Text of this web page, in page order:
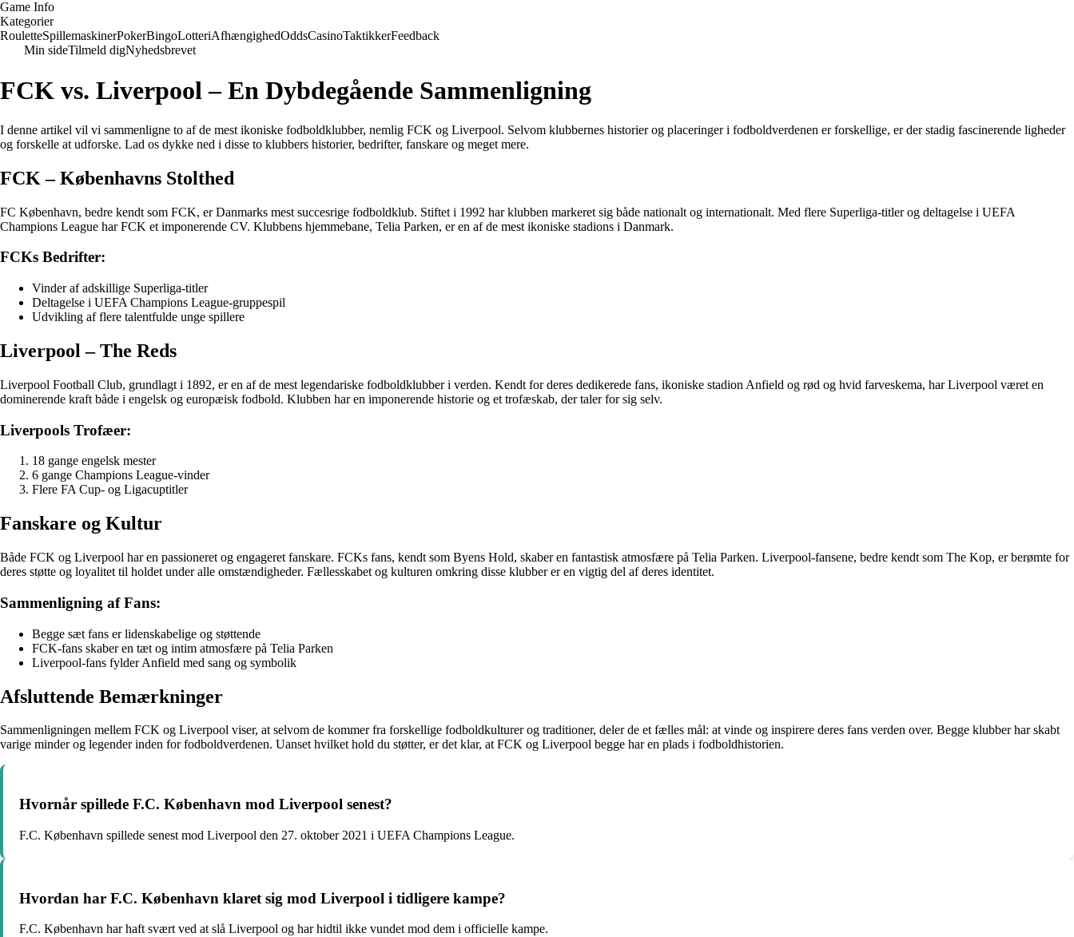
Game Info
Kategorier
RouletteSpillemaskinerPokerBingoLotteriAfhængighedOddsCasinoTaktikkerFeedback
Min sideTilmeld digNyhedsbrevet
FCK vs. Liverpool – En Dybdegående Sammenligning
I denne artikel vil vi sammenligne to af de mest ikoniske fodboldklubber, nemlig FCK og Liverpool. Selvom klubbernes historier og placeringer i fodboldverdenen er forskellige, er der stadig fascinerende ligheder
og forskelle at udforske. Lad os dykke ned i disse to klubbers historier, bedrifter, fanskare og meget mere.
FCK – Københavns Stolthed
FC København, bedre kendt som FCK, er Danmarks mest succesrige fodboldklub. Stiftet i 1992 har klubben markeret sig både nationalt og internationalt. Med flere Superliga-titler og deltagelse i UEFA
Champions League har FCK et imponerende CV. Klubbens hjemmebane, Telia Parken, er en af de mest ikoniske stadions i Danmark.
FCKs Bedrifter:
Vinder af adskillige Superliga-titler
Deltagelse i UEFA Champions League-gruppespil
Udvikling af flere talentfulde unge spillere
Liverpool – The Reds
Liverpool Football Club, grundlagt i 1892, er en af de mest legendariske fodboldklubber i verden. Kendt for deres dedikerede fans, ikoniske stadion Anfield og rød og hvid farveskema, har Liverpool været en
dominerende kraft både i engelsk og europæisk fodbold. Klubben har en imponerende historie og et trofæskab, der taler for sig selv.
Liverpools Trofæer:
18 gange engelsk mester
6 gange Champions League-vinder
Flere FA Cup- og Ligacuptitler
Fanskare og Kultur
Både FCK og Liverpool har en passioneret og engageret fanskare. FCKs fans, kendt som Byens Hold, skaber en fantastisk atmosfære på Telia Parken. Liverpool-fansene, bedre kendt som The Kop, er berømte for
deres støtte og loyalitet til holdet under alle omstændigheder. Fællesskabet og kulturen omkring disse klubber er en vigtig del af deres identitet.
Sammenligning af Fans:
Begge sæt fans er lidenskabelige og støttende
FCK-fans skaber en tæt og intim atmosfære på Telia Parken
Liverpool-fans fylder Anfield med sang og symbolik
Afsluttende Bemærkninger
Sammenligningen mellem FCK og Liverpool viser, at selvom de kommer fra forskellige fodboldkulturer og traditioner, deler de et fælles mål: at vinde og inspirere deres fans verden over. Begge klubber har skabt
varige minder og legender inden for fodboldverdenen. Uanset hvilket hold du støtter, er det klar, at FCK og Liverpool begge har en plads i fodboldhistorien.
Hvornår spillede F.C. København mod Liverpool senest?
F.C. København spillede senest mod Liverpool den 27. oktober 2021 i UEFA Champions League.
Hvordan har F.C. København klaret sig mod Liverpool i tidligere kampe?
F.C. København har haft svært ved at slå Liverpool og har hidtil ikke vundet mod dem i officielle kampe.